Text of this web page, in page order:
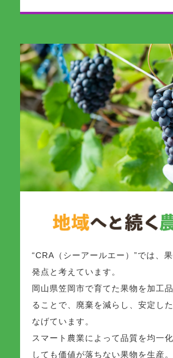
“CRA（シーアールエー）”では、
発点と考えています。
岡山県笠岡市で育てた果物を加工
ることで、廃棄を減らし、安定し
なげています。
スマート農業によって品質を均一
しても価値が落ちない果物を生産。